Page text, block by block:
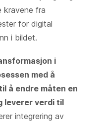
kravene fra
for digital
i bildet.
i
med å
å endre måten en
leverer verdi til
integrering av